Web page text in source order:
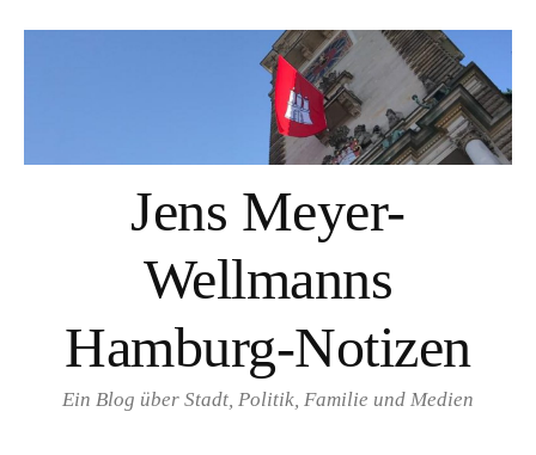
Jens Meyer-
Wellmanns
Hamburg-Notizen
Ein Blog über Stadt, Politik, Familie und Medien